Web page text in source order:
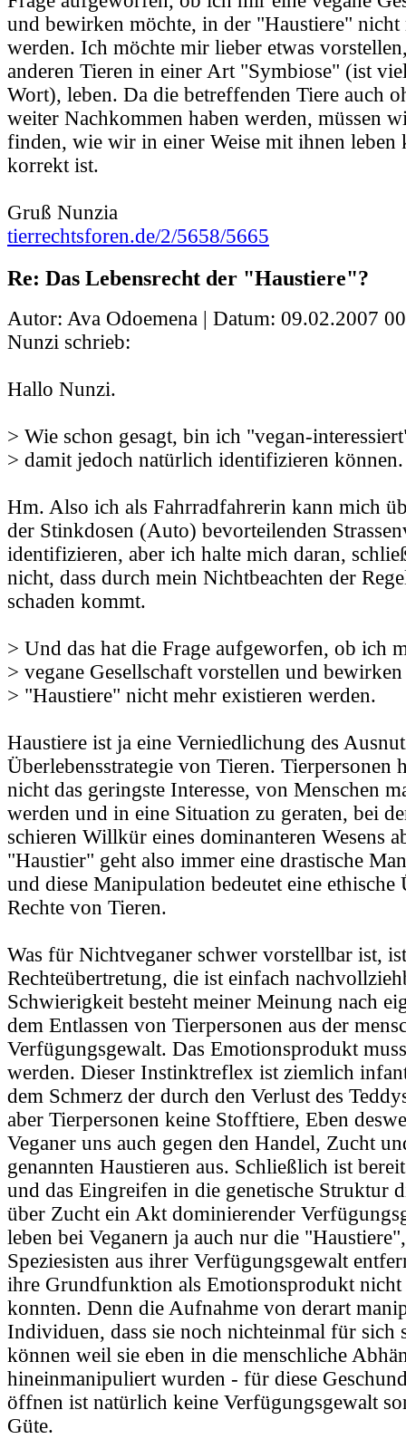
und bewirken möchte, in der "Haustiere" nicht
werden. Ich möchte mir lieber etwas
anderen Tieren in einer Art "Symbiose" (ist
Wort), leben. Da die betreffenden Tiere auch
weiter Nachkommen haben werden, müssen
finden, wie wir in einer Weise mit ihnen leben
korrekt ist.
Gruß Nunzia
tierrechtsforen.de/2/5658/5665
Re: Das Lebensrecht der "Haustiere"?
Autor: Ava Odoemena | Datum: 09.02.2007
Nunzi schrieb:
Hallo Nunzi.
> Wie schon gesagt, bin ich "vegan-
> damit jedoch natürlich identifizieren können.
Hm. Also ich als Fahrradfahrerin kann mich
der Stinkdosen (Auto) bevorteilenden
identifizieren, aber ich halte mich daran,
nicht, dass durch mein Nichtbeachten der
schaden kommt.
> Und das hat die Frage aufgeworfen, ob ich
> vegane Gesellschaft vorstellen und
> "Haustiere" nicht mehr existieren werden.
Haustiere ist ja eine Verniedlichung des
Überlebensstrategie von Tieren. Tierpersonen
nicht das geringste Interesse, von Menschen
werden und in eine Situation zu geraten, bei
schieren Willkür eines dominanteren Wesens
"Haustier" geht also immer eine drastische
und diese Manipulation bedeutet eine ethische
Rechte von Tieren.
Was für Nichtveganer schwer vorstellbar ist,
Rechteübertretung, die ist einfach
Schwierigkeit besteht meiner Meinung nach
dem Entlassen von Tierpersonen aus der
Verfügungsgewalt. Das Emotionsprodukt
werden. Dieser Instinktreflex ist ziemlich
dem Schmerz der durch den Verlust des
aber Tierpersonen keine Stofftiere, Eben
Veganer uns auch gegen den Handel, Zucht
genannten Haustieren aus. Schließlich ist
und das Eingreifen in die genetische Struktur
über Zucht ein Akt dominierender
leben bei Veganern ja auch nur die
Speziesisten aus ihrer Verfügungsgewalt
ihre Grundfunktion als Emotionsprodukt
konnten. Denn die Aufnahme von derart
Individuen, dass sie noch nichteinmal für sich
können weil sie eben in die menschliche
hineinmanipuliert wurden - für diese
öffnen ist natürlich keine Verfügungsgewalt
Güte.